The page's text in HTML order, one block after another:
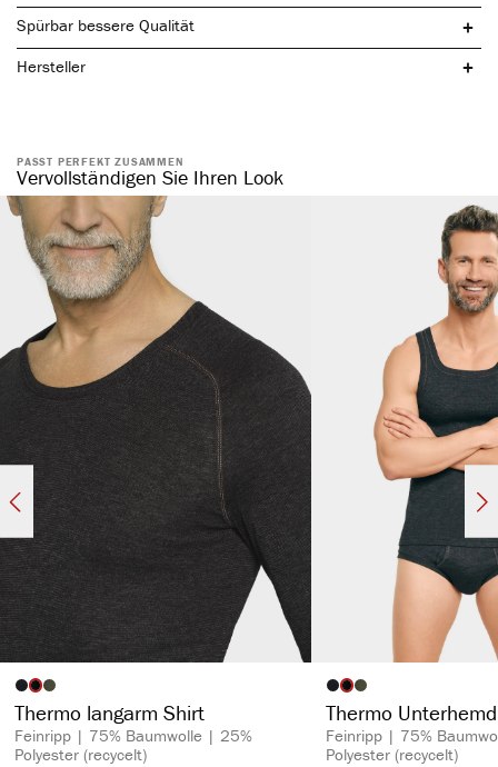
mit Eingriff
hochwertige Bundabschlüsse
angenehmer Webbund
optimale Wärmeisolation durch flauschig weiche Innenseite
hohe Elastizität
hohe Luftzirkulation
angenehmes Tragegefühl
ohne störende Seitennähte
passformgetreu & maximale Bewegungsfreiheit
sportlich, funktionell & atmungsaktiv
Spürbar bessere Qualität
Hersteller
PASST PERFEKT ZUSAMMEN
Vervollständigen Sie Ihren Look
Artikelfarbe
Thermo langarm Shirt
Feinripp | 75% Baumwolle | 25%
Polyester (recycelt)
Artikelfarbe
Thermo Unterhemd
Feinripp | 75%
Polyester (recycelt)